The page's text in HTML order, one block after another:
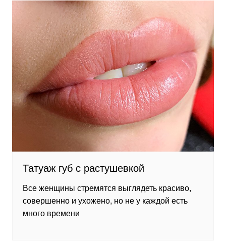
Татуаж губ с растушевкой
Все женщины стремятся выглядеть красиво,
совершенно и ухожено, но не у каждой есть
много времени